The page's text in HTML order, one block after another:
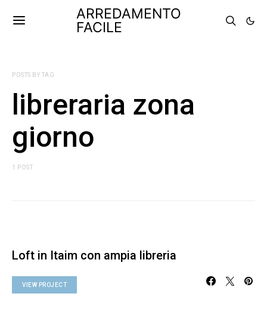
ARREDAMENTO
FACILE
POSTS BY TAG
libreraria zona
giorno
1 POST
Loft in Itaim con ampia libreria
VIEW PROJECT